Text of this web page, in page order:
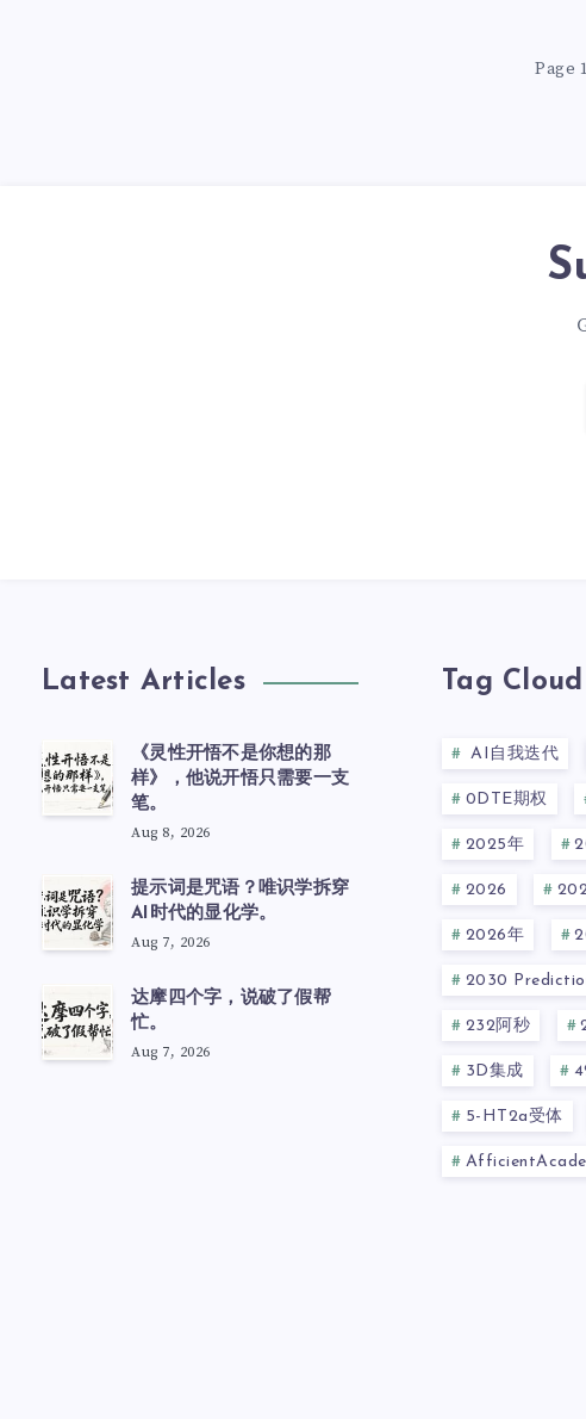
Page
Latest Articles
《灵性开悟不是你想的那
样》，他说开悟只需要一支
笔。
Aug 8, 2026
提示词是咒语？唯识学拆穿
AI时代的显化学。
Aug 7, 2026
达摩四个字，说破了假帮
忙。
Aug 7, 2026
Tag Cloud
AI自我迭代
0DTE期权
2025年
2026
2026年
2030
232阿秒
3D集成
5-HT2a受体